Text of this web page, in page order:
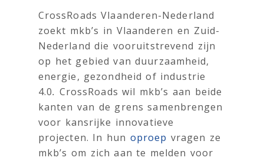
CrossRoads Vlaanderen-Nederland
zoekt mkb’s in Vlaanderen en Zuid-
Nederland die vooruitstrevend zijn
op het gebied van duurzaamheid,
energie, gezondheid of industrie
4.0. CrossRoads wil mkb’s aan beide
kanten van de grens samenbrengen
voor kansrijke innovatieve
projecten. In hun oproep vragen ze
mkb’s om zich aan te melden voor